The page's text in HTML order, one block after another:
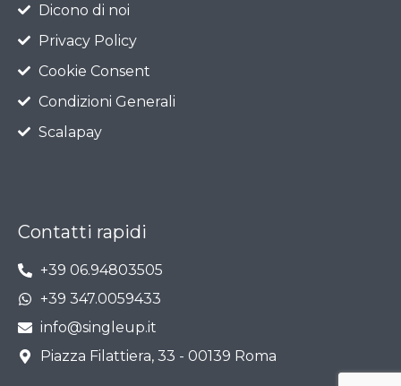
Dicono di noi
Privacy Policy
Cookie Consent
Condizioni Generali
Scalapay
Contatti rapidi
+39 06.94803505
+39 347.0059433
info@singleup.it
Piazza Filattiera, 33 - 00139 Roma